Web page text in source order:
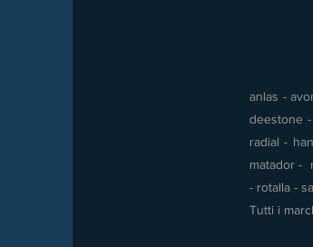
anlas -
deestone
radial -
matador -
- rotalla -
Tutti i